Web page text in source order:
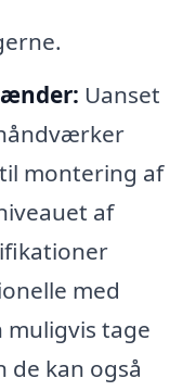
Uanset
montering af
af
med
muligvis tage
de kan også